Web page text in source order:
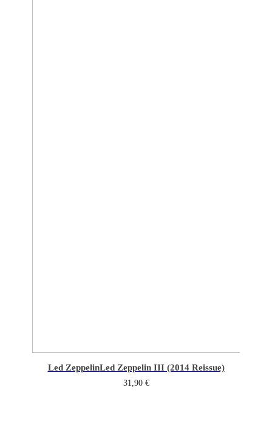
Led ZeppelinLed Zeppelin III (2014 Reissue)
31,90 €